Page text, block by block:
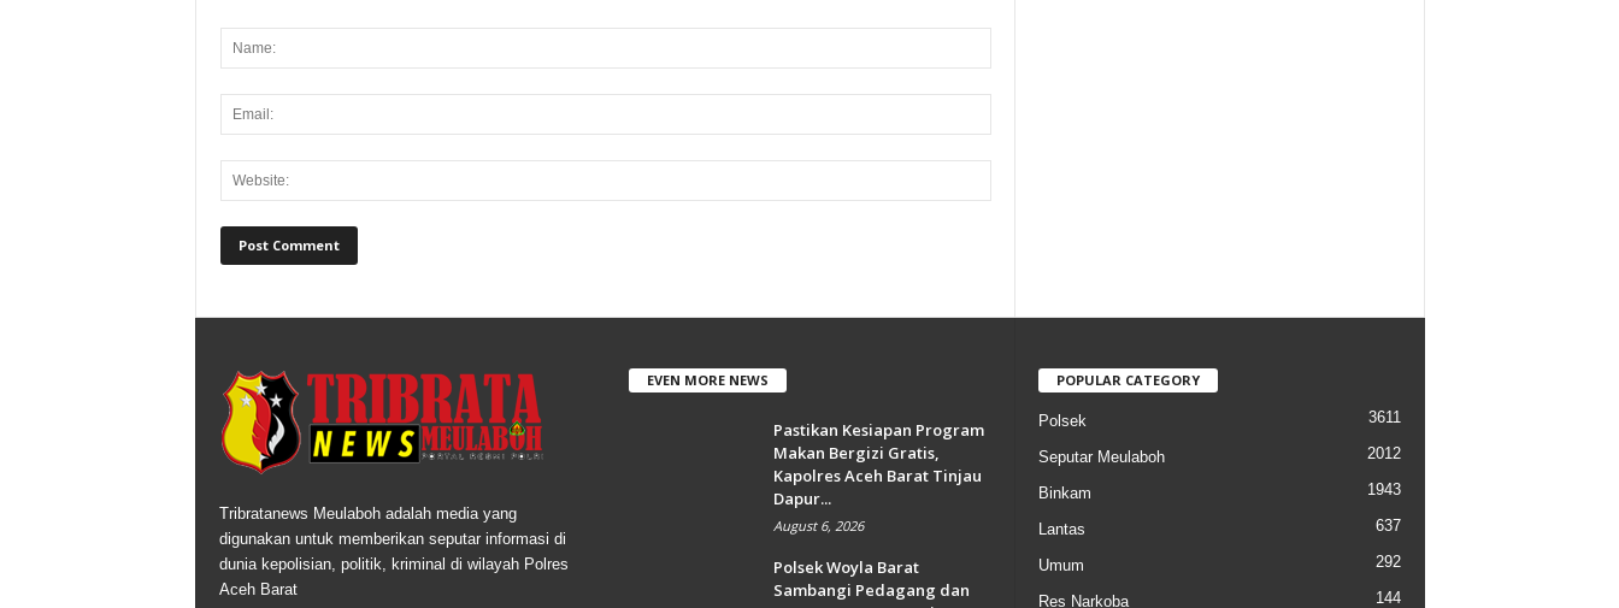
Tribratanews Meulaboh adalah media yang
digunakan untuk memberikan seputar informasi di
dunia kepolisian, politik, kriminal di wilayah Polres
Aceh Barat
EVEN MORE NEWS
Pastikan Kesiapan Program
Makan Bergizi Gratis,
Kapolres Aceh Barat Tinjau
Dapur...
August 6, 2026
Polsek Woyla Barat
Sambangi Pedagang dan
POPULAR CATEGORY
Polsek 3611
Seputar Meulaboh 2012
Binkam 1943
Lantas 637
Umum 292
Res Narkoba 144